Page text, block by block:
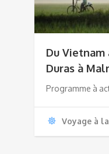
Du Vietnam
Duras à
Programme à
Voyage à